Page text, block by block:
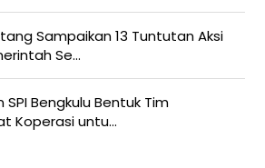
Sampaikan 13 Tuntutan Aksi
Se...
Bengkulu Bentuk Tim
Koperasi untu...